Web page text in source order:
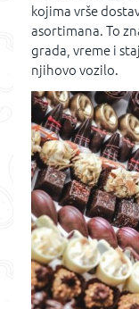
kojima vrše
asortimana. To
grada, vreme i
njihovo vozilo.